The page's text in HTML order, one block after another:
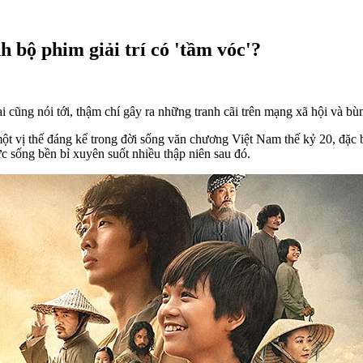
bộ phim giải trí có 'tầm vóc'?
cũng nói tới, thậm chí gây ra những tranh cãi trên mạng xã hội và
vị thế đáng kể trong đời sống văn chương Việt Nam thế kỷ 20, đặc
bền bỉ xuyên suốt nhiều thập niên sau đó.